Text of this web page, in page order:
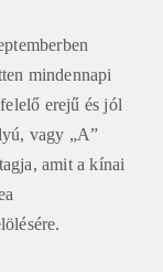
mindennapi
erejű és jól
vagy „A”
amit a kínai